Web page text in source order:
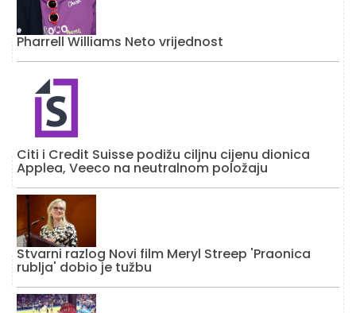
Pharrell Williams Neto vrijednost
Citi i Credit Suisse podižu ciljnu cijenu dionica
Applea, Veeco na neutralnom položaju
Stvarni razlog Novi film Meryl Streep 'Praonica
rublja' dobio je tužbu